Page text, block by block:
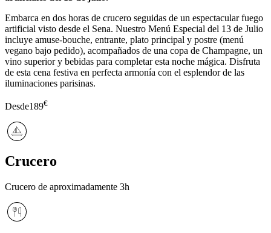
Embarca en dos horas de crucero seguidas de un espectacular fuego
artificial visto desde el Sena. Nuestro Menú Especial del 13 de Julio
incluye amuse-bouche, entrante, plato principal y postre (menú
vegano bajo pedido), acompañados de una copa de Champagne, un
vino superior y bebidas para completar esta noche mágica. Disfruta
de esta cena festiva en perfecta armonía con el esplendor de las
iluminaciones parisinas.
Desde189€
Crucero
Crucero de aproximadamente 3h